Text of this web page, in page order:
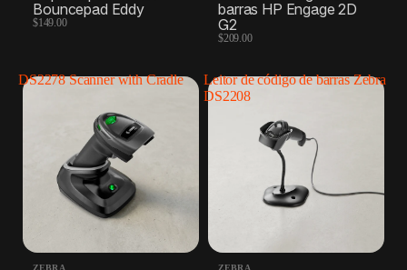
Scales
Bouncepad Eddy
$149.00
barras HP Engage 2D
G2
$209.00
DS2278 Scanner with Cradle
ZEBRA
Leitor de código de barras Zebra
DS2208
ZEBRA